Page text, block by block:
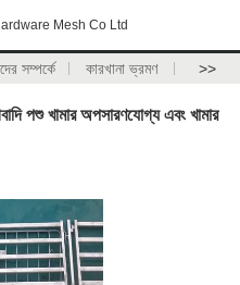
Mesh Co Ltd
সম্পর্কে কারখানা ভ্রমণ >>
পশু খামার অপসারণযোগ্য এবং খামার